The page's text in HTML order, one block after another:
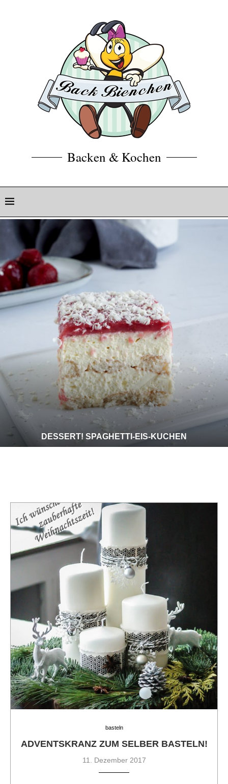
Backen & Kochen
DESSERT! SPAGHETTI-EIS-KUCHEN
basteln
ADVENTSKRANZ ZUM SELBER BASTELN!
11. Dezember 2017